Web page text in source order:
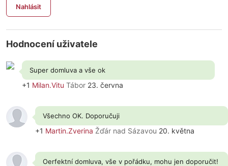
Nahlásit
Hodnocení uživatele
Super domluva a vše ok
+1 Milan.Vitu Tábor 23. června
Všechno OK. Doporučuji
+1 Martin.Zverina Žďár nad Sázavou 20. května
Oerfektní domluva, vše v pořádku, mohu jen doporučit!